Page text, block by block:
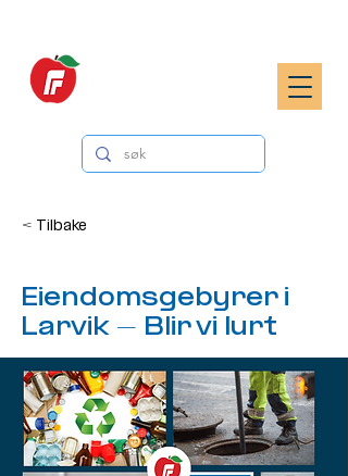
< Tilbake
Eiendomsgebyrer i
Larvik - Blir vi lurt